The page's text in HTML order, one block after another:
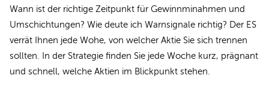
Wann ist der richtige Zeitpunkt für Gewinnminahmen und
Umschichtungen? Wie deute ich Warnsignale richtig? Der ES
verrät Ihnen jede Wohe, von welcher Aktie Sie sich trennen
sollten. In der Strategie finden Sie jede Woche kurz, prägnant
und schnell, welche Aktien im Blickpunkt stehen.